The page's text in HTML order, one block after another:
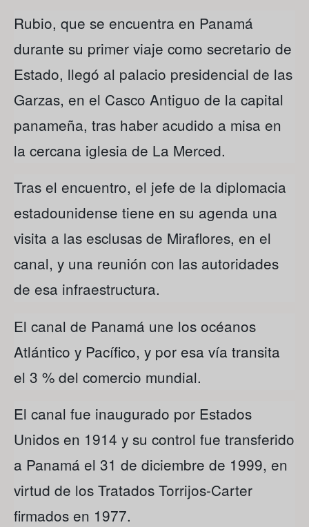
Rubio, que se encuentra en Panamá
durante su primer viaje como secretario de
Estado, llegó al palacio presidencial de las
Garzas, en el Casco Antiguo de la capital
panameña, tras haber acudido a misa en
la cercana iglesia de La Merced.
Tras el encuentro, el jefe de la diplomacia
estadounidense tiene en su agenda una
visita a las esclusas de Miraflores, en el
canal, y una reunión con las autoridades
de esa infraestructura.
El canal de Panamá une los océanos
Atlántico y Pacífico, y por esa vía transita
el 3 % del comercio mundial.
El canal fue inaugurado por Estados
Unidos en 1914 y su control fue transferido
a Panamá el 31 de diciembre de 1999, en
virtud de los Tratados Torrijos-Carter
firmados en 1977.